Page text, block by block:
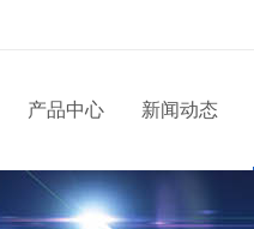
产品中心 新闻动态